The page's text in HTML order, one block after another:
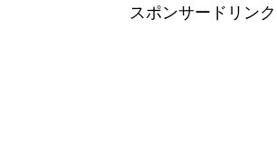
スポンサードリンク